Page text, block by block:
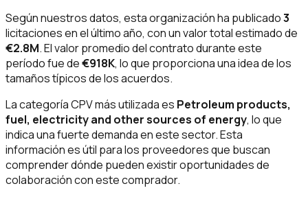
Según nuestros datos, esta organización ha publicado3
licitaciones en el último año, con un valor total estimado de
€2.8M. El valor promedio del contrato durante este
período fue de€918K, lo que proporciona una idea de los
tamaños típicos de los acuerdos.
La categoría CPV más utilizada es Petroleum products,
fuel, electricity and other sources of energy, lo que
indica una fuerte demanda en este sector. Esta
información es útil para los proveedores que buscan
comprender dónde pueden existir oportunidades de
colaboración con este comprador.